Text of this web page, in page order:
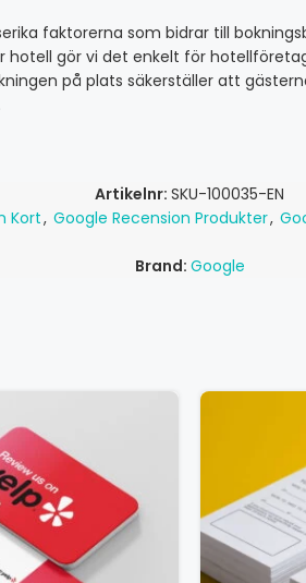
faktorerna som bidrar till
hotell gör vi det enkelt för
på plats säkerställer att
Artikelnr: SKU-100035-EN
Kort, Google Recension Produkter,
Brand: Google